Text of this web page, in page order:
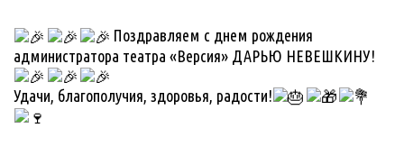
Поздравляем с днем рождения
администратора театра «Версия» ДАРЬЮ НЕВЕШКИНУ!
Удачи, благополучия, здоровья, радости!